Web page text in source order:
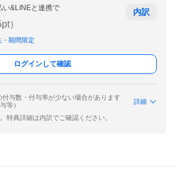
い&LINEと連携で
pt）
・期間限定
内訳
ログインして確認
付与数・付与率が少ない場合があります
等）
詳細
特典詳細は内訳でご確認ください。